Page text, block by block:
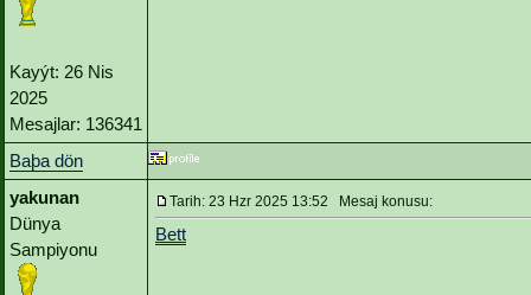
Kayýt: 26 Nis
2025
Mesajlar: 136341
Baþa dön
yakunan
Dünya
Sampiyonu
Tarih: 23 Hzr 2025 13:52 Mesaj konusu:
Bett